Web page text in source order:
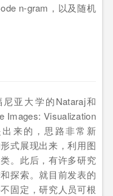
n-gram，以及随机
亚大学的Nataraj和
Images: Visualization
出来的，思路非常新
式展现出来，利用图
。此后，有许多研究
探索。就目前发表的
固定，研究人员可根